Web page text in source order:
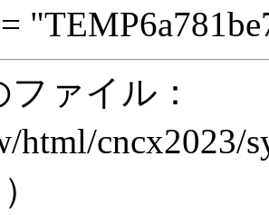
ァイル：
html/cncx2023/